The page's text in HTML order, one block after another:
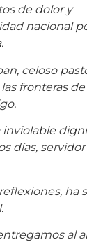
de dolor y
nacional
celoso
fronteras de
inviolable
días,
ha
al